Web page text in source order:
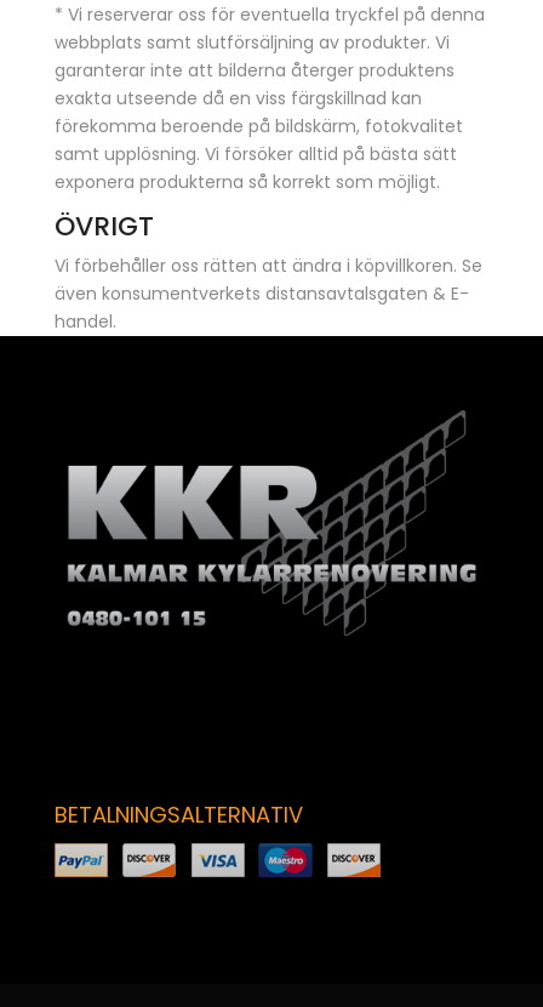
* Vi reserverar oss för eventuella tryckfel på denna
webbplats samt slutförsäljning av produkter. Vi
garanterar inte att bilderna återger produktens
exakta utseende då en viss färgskillnad kan
förekomma beroende på bildskärm, fotokvalitet
samt upplösning. Vi försöker alltid på bästa sätt
exponera produkterna så korrekt som möjligt.
ÖVRIGT
Vi förbehåller oss rätten att ändra i köpvillkoren. Se
även konsumentverkets distansavtalsgaten & E-
handel.
BETALNINGSALTERNATIV